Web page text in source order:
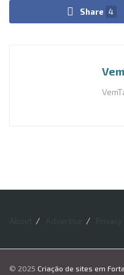
Share 4
© 2025 Criação de sites em